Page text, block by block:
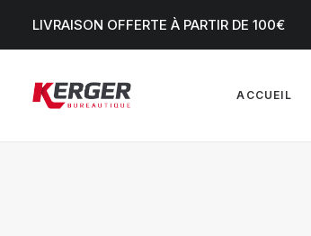
LIVRAISON OFFERTE À PARTIR DE 100€
ACCUEIL